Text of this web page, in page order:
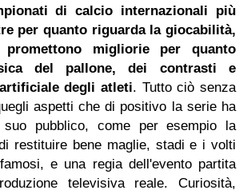
di calcio internazionali più
per quanto riguarda la giocabilità,
migliorie per quanto
del pallone, dei contrasti e
degli atleti. Tutto ciò senza
aspetti che di positivo la serie ha
pubblico, come per esempio la
restituire bene maglie, stadi e i volti
e una regia dell'evento partita
televisiva reale. Curiosità,